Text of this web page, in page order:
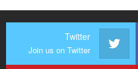
Twitter
Join us on Twitter